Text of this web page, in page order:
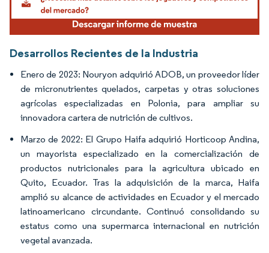
Desarrollos Recientes de la Industria
Enero de 2023: Nouryon adquirió ADOB, un proveedor líder
de micronutrientes quelados, carpetas y otras soluciones
agrícolas especializadas en Polonia, para ampliar su
innovadora cartera de nutrición de cultivos.
Marzo de 2022: El Grupo Haifa adquirió Horticoop Andina,
un mayorista especializado en la comercialización de
productos nutricionales para la agricultura ubicado en
Quito, Ecuador. Tras la adquisición de la marca, Haifa
amplió su alcance de actividades en Ecuador y el mercado
latinoamericano circundante. Continuó consolidando su
estatus como una supermarca internacional en nutrición
vegetal avanzada.